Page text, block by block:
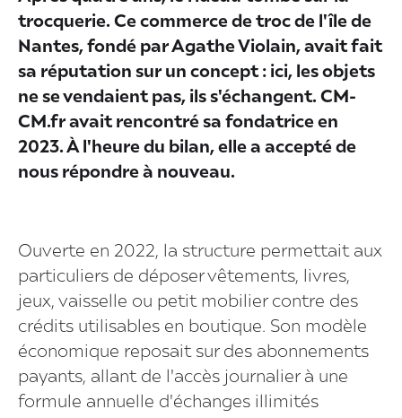
trocquerie. Ce commerce de troc de l'île de
Nantes, fondé par Agathe Violain, avait fait
sa réputation sur un concept : ici, les objets
ne se vendaient pas, ils s'échangent. CM-
CM.fr avait rencontré sa fondatrice en
2023. À l'heure du bilan, elle a accepté de
nous répondre à nouveau.
Ouverte en 2022, la structure permettait aux
particuliers de déposer vêtements, livres,
jeux, vaisselle ou petit mobilier contre des
crédits utilisables en boutique. Son modèle
économique reposait sur des abonnements
payants, allant de l'accès journalier à une
formule annuelle d'échanges illimités